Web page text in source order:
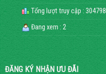
Tổng lượt truy cập : 304798
Đang xem : 2
ĐĂNG KÝ NHẬN ƯU ĐÃI